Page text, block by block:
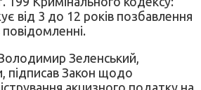
від 3 до 12 років позбавлення
Зеленський,
підписав Закон щодо
акцизного податку на